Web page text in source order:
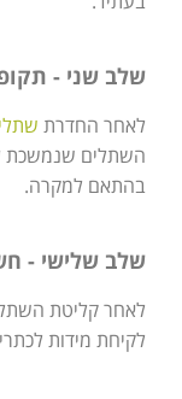
שלב שני -
לאחר החדרת
בהתאם למקרה.
שלב שלישי -
לאחר קליטת
לקיחת מידות